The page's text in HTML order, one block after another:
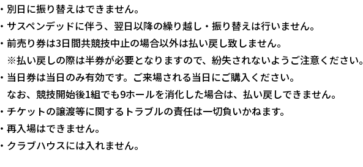
・別日に振り替えはできません。
・サスペンデッドに伴う、翌日以降の繰り越し・振り替えは行いません。
・前売り券は3日間共競技中止の場合以外は払い戻し致しません。
※払い戻しの際は半券が必要となりますので、紛失されないようご注意ください。
・当日券は当日のみ有効です。ご来場される当日にご購入ください。
なお、競技開始後1組でも9ホールを消化した場合は、払い戻しできません。
・チケットの譲渡等に関するトラブルの責任は一切負いかねます。
・再入場はできません。
・クラブハウスには入れません。